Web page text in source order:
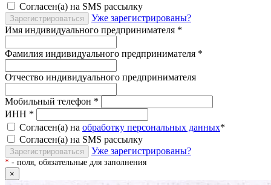
Согласен(а) на SMS рассылку
Зарегистрироваться
Уже зарегистрированы?
Имя индивидуального предпринимателя *
Фамилия индивидуального предпринимателя *
Отчество индивидуального предпринимателя
Мобильный телефон *
ИНН *
Согласен(а) на обработку персональных данных*
Согласен(а) на SMS рассылку
Зарегистрироваться Уже зарегистрированы?
* - поля, обязательные для заполнения
×